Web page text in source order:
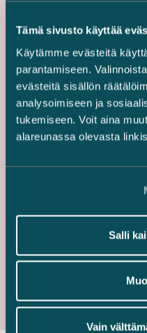
Tämä sivusto käyttää
Käytämme evästeitä
parantamiseen.
evästeitä sisällön
analysoimiseen ja
tukemiseen. Voit aina
alareunassa olevasta
Salli
Vain
Mandatumin
talon myynti
Avustimme Mandatumin
erikoissijoitusrahastoa sen
Tampereen Tammelassa
talon. PMK-talo on
toimitilakiinteistö, jossa
Julkaistu
13.7.2026